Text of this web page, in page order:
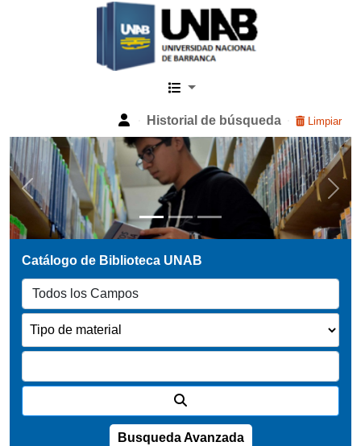
Catalogo Web UNAB
Historial de búsqueda Limpiar
Previous Next
Busqueda Avanzada